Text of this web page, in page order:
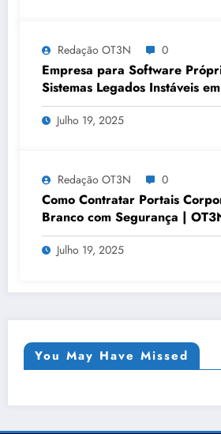
Redação OT3N 0
Empresa para Software
Sistemas Legados Instáveis
Horizonte | OT3N Brasil –
Julho 19, 2025
Redação OT3N 0
Como Contratar Portais
Branco com Segurança |
Julho 19, 2025
You May Have Missed